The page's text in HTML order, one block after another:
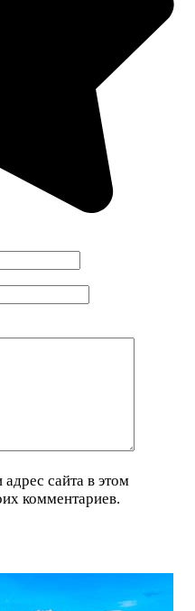
сайта в этом
комментариев.